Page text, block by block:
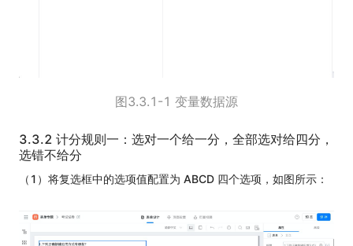
图3.3.1-1 变量数据源
3.3.2 计分规则一：选对一个给一分，全部选对给四分，
选错不给分
（1）将复选框中的选项值配置为 ABCD 四个选项，如图所示：